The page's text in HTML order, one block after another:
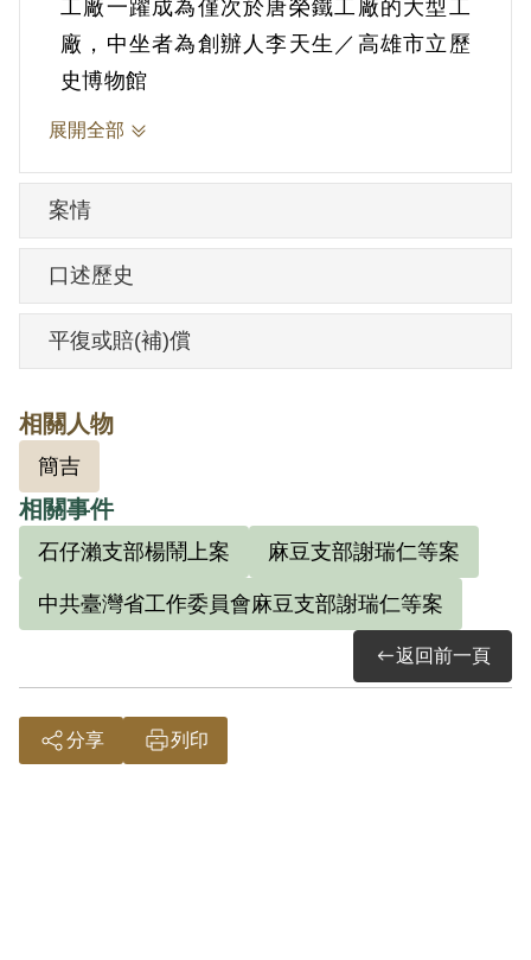
手冊中得知李氏資助金錢一事，於是由臺
灣省保安司令部發出通緝，沒收其財產；
同年11月李氏依《匪諜自首辦法》，出面
自首，1951年4月3日，經保安司令部送至
安潔字第2775號判決，以「知匪不報，暨
資匪罪」，判有期徒刑6年，褫奪公權4
年，全部財產除酌留其家屬必須生活費外
沒收。
此案中政府既受理李天生自首，又將之逮
捕判刑，兩者間相互矛盾，李氏不服判決
內容，屢次與家屬、友人聲請覆審。李氏
本人也於1951年8月、9月、11月，和1952
年2月、10月、11月及1953年1月，分別向
國防部軍法局、國防部總政治部主任蔣經
國、國防部參謀總長周至柔、總統府、國
防部軍法局局長包啟黃、國防部部長郭寄
李氏因患有糖尿病，1952年5月，即由保安
工廠一躍成為僅次於唐榮鐵工廠的大型工
廠，中坐者為創辦人李天生／高雄市立歷
史博物館
展開全部
案情
口述歷史
平復或賠(補)償
相關人物
簡吉
相關事件
石仔瀨支部楊鬧上案 麻豆支部謝瑞仁等案
中共臺灣省工作委員會麻豆支部謝瑞仁等案
返回前一頁
分享 列印